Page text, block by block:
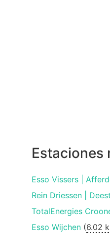
Estaciones
Esso Vissers |
Rein Driessen | Deest
TotalEnergies
Esso Wijchen(6.02